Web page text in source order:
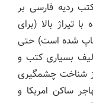
ردیه فارسی بر
تیراژ بالا (برای
تجدید چاپ شده است) حتی
بسیاری کتب و
شناخت چشمگیری
ساکن امریکا و